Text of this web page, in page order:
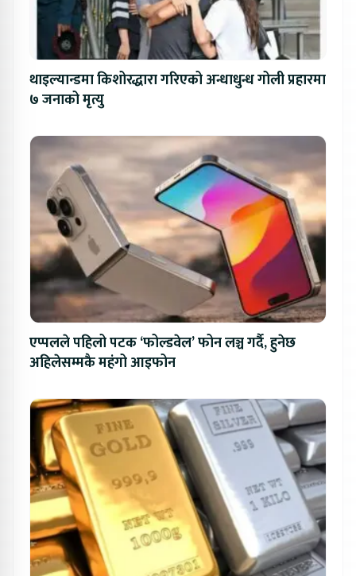
थाइल्यान्डमा किशोरद्धारा गरिएको अन्धाधुन्ध गोली प्रहारमा
७ जनाको मृत्यु
एप्पलले पहिलो पटक ‘फोल्डवेल’ फोन लञ्च गर्दै, हुनेछ
अहिलेसम्मकै महंगो आइफोन